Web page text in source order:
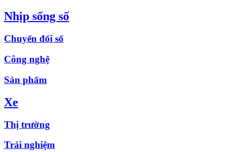
Nhịp sống số
Chuyển đổi số
Công nghệ
Sản phẩm
Xe
Thị trường
Trải nghiệm